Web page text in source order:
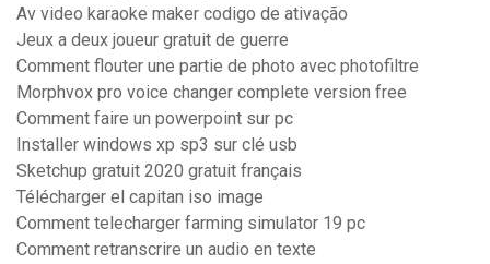
Av video karaoke maker codigo de ativação
Jeux a deux joueur gratuit de guerre
Comment flouter une partie de photo avec photofiltre
Morphvox pro voice changer complete version free
Comment faire un powerpoint sur pc
Installer windows xp sp3 sur clé usb
Sketchup gratuit 2020 gratuit français
Télécharger el capitan iso image
Comment telecharger farming simulator 19 pc
Comment retranscrire un audio en texte